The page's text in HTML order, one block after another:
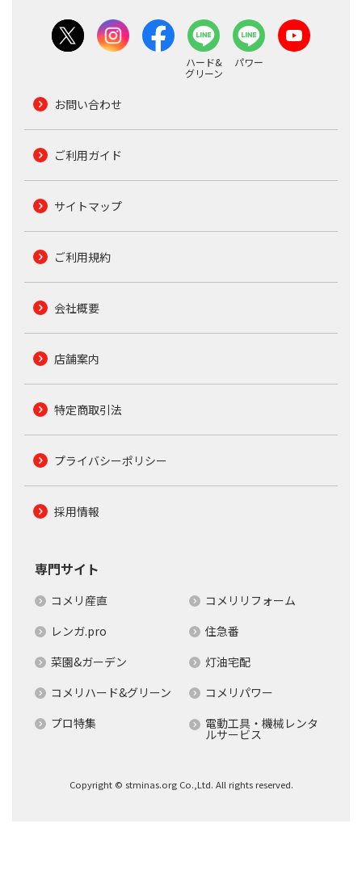
ハード&
グリーン
パワー
お問い合わせ
ご利用ガイド
サイトマップ
ご利用規約
会社概要
店舗案内
特定商取引法
プライバシーポリシー
採用情報
専門サイト
コメリ産直
コメリリフォーム
レンガ.pro
住急番
菜園&ガーデン
灯油宅配
コメリハード&グリーン
コメリパワー
プロ特集
電動工具・機械レンタ
ルサービス
Copyright © stminas.org Co.,Ltd. All rights reserved.